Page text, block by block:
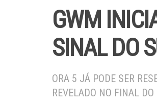
GWM
SINAL DO
ORA 5 JÁ PODE SER
REVELADO NO FINAL DO